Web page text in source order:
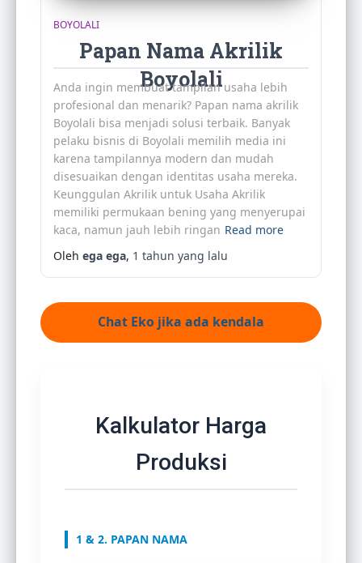
BOYOLALI
Papan Nama Akrilik
Boyolali
Anda ingin membuat tampilan usaha lebih
profesional dan menarik? Papan nama akrilik
Boyolali bisa menjadi solusi terbaik. Banyak
pelaku bisnis di Boyolali memilih media ini
karena tampilannya modern dan mudah
disesuaikan dengan identitas usaha mereka.
Keunggulan Akrilik untuk Usaha Akrilik
memiliki permukaan bening yang menyerupai
kaca, namun jauh lebih ringan Read more
Oleh ega ega, 1 tahun yang lalu
Chat Eko jika ada kendala
Kalkulator Harga
Produksi
1 & 2. PAPAN NAMA